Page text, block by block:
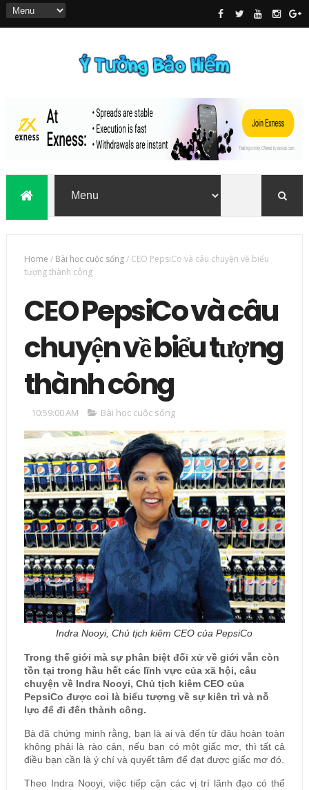
Home / Bài học cuộc sống/ CEO PepsiCo và câu chuyện về biểu
tượng thành công
CEO PepsiCo và câu
chuyện về biểu tượng
thành công
10:59:00 AM Bài học cuộc sống
Indra Nooyi, Chủ tịch kiêm CEO của PepsiCo
Trong thế giới mà sự phân biệt đối xử về giới vẫn còn
tồn tại trong hầu hết các lĩnh vực của xã hội, câu
chuyện về Indra Nooyi, Chủ tịch kiêm CEO của
PepsiCo được coi là biểu tượng về sự kiên trì và nỗ
lực để đi đến thành công.
Bà đã chứng minh rằng, bạn là ai và đến từ đâu hoàn toàn
không phải là rào cản, nếu bạn có một giấc mơ, thì tất cả
điều bạn cần là ý chí và quyết tâm để đạt được giấc mơ đó.
Theo Indra Nooyi, việc tiếp cận các vị trí lãnh đạo có thể